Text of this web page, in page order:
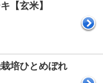
【玄米】
培ひとめぼれ